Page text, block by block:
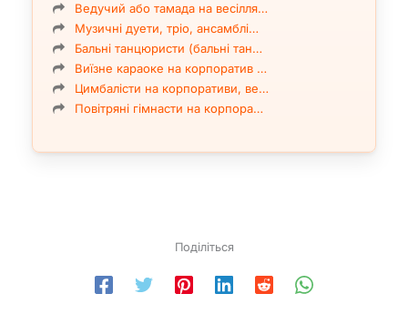
Ведучий або тамада на весілля…
Музичні дуети, тріо, ансамблі…
Бальні танцюристи (бальні тан…
Виїзне караоке на корпоратив …
Цимбалісти на корпоративи, ве…
Повітряні гімнасти на корпора…
Поділіться